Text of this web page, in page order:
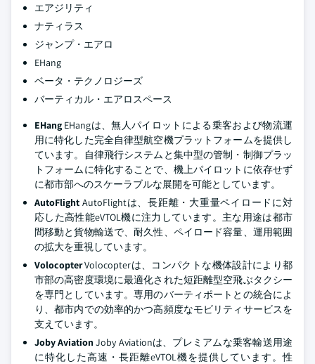
エアジリティ
ナティラス
ジャンプ・エアロ
EHang
ベータ・テクノロジーズ
バーティカル・エアロスペース
EHang EHangは、無人パイロットによる乗客および物流運
用に特化した完全自律型航空機プラットフォームを提供し
ています。自律飛行システムと集中型の管制・制御プラッ
トフォームに特化することで、機上パイロットに依存せず
に都市部へのスケーラブルな展開を可能としています。
AutoFlight AutoFlightは、長距離・大重量ペイロードに対
応した高性能eVTOL機に注力しています。主な用途は都市
間移動と貨物輸送で、耐久性、ペイロード容量、運用範囲
の拡大を重視しています。
VolocopterVolocopterは、コンパクトな機体設計により都
市部の高密度環境に最適化された短距離型空飛ぶタクシー
を専門としています。専用のバーティポートとの統合によ
り、都市内での効率的かつ高頻度なモビリティサービスを
支えています。
Joby Aviation Joby Aviationは、プレミアムな乗客輸送用途
に特化した高速・長距離eVTOL機を提供しています。性